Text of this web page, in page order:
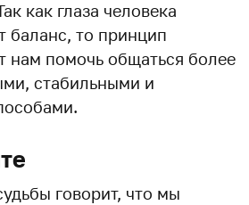
как глаза человека
баланс, то принцип
нам помочь общаться более
стабильными и
говорит, что мы